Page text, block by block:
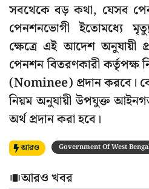
সবথেকে বড় কথা, যেসব
পেনশনভোগী ইতোমধ্যে
ক্ষেত্রে এই আদেশ অনুযায়ী
পেনশন বিতরণকারী কর্তৃপক্ষ
(Nominee) প্রদান করবে।
নিয়ম অনুযায়ী উপযুক্ত
অর্থ প্রদান করা হবে।
আরও Government Of West
আরও খবর